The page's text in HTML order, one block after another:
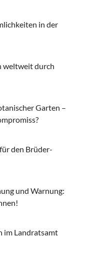
in der
weltweit durch
Garten –
den Brüder-
und Warnung:
im Landratsamt